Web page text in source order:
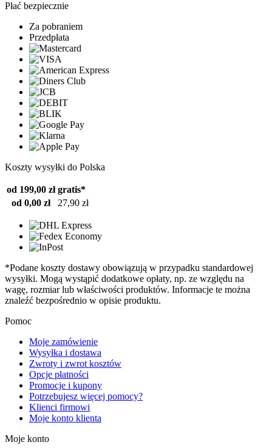
Płać bezpiecznie
Za pobraniem
Przedpłata
Koszty wysyłki do Polska
od 199,00 zł gratis*
od 0,00 zł
27,90 zł
*Podane koszty dostawy obowiązują w przypadku standardowej
wysyłki. Mogą wystąpić dodatkowe opłaty, np. ze względu na
wagę, rozmiar lub właściwości produktów. Informacje te można
znaleźć bezpośrednio w opisie produktu.
Pomoc
Moje zamówienie
Wysyłka i dostawa
Zwroty i zwrot kosztów
Opcje płatności
Promocje i kupony
Potrzebujesz więcej pomocy?
Klienci firmowi
Moje konto klienta
Moje konto